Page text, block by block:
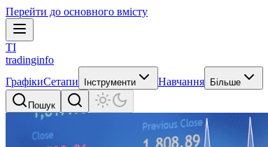
Перейти до основного вмісту
TI
tradinginfo
ГрафікиСетапи Інструменти Навчання Більше
Пошук